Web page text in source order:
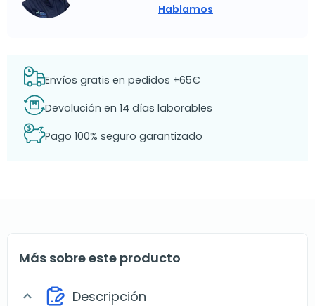
Hablamos
Envíos gratis en pedidos +65€
Devolución en 14 días laborables
Pago 100% seguro garantizado
Más sobre este producto
expand_more Descripción